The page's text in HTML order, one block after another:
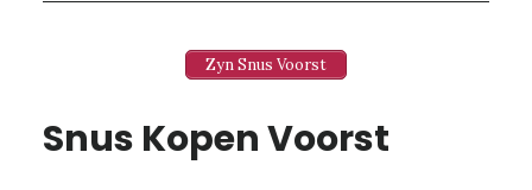
Zyn Snus Voorst
Snus Kopen Voorst